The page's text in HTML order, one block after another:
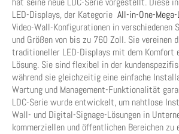
LED-Displays, der Kategorie All-in-One-Mega-
Video-Wall-Konfigurationen in verschiedenen
und Größen von bis zu 760 Zoll. Sie vereinen
traditioneller LED-Displays mit dem Komfort
Lösung. Sie sind flexibel in der
während sie gleichzeitig eine einfache
Wartung und Management-Funktionalität
LDC-Serie wurde entwickelt, um nahtlose
Wall- und Digital-Signage-Lösungen in
kommerziellen und öffentlichen Bereichen zu